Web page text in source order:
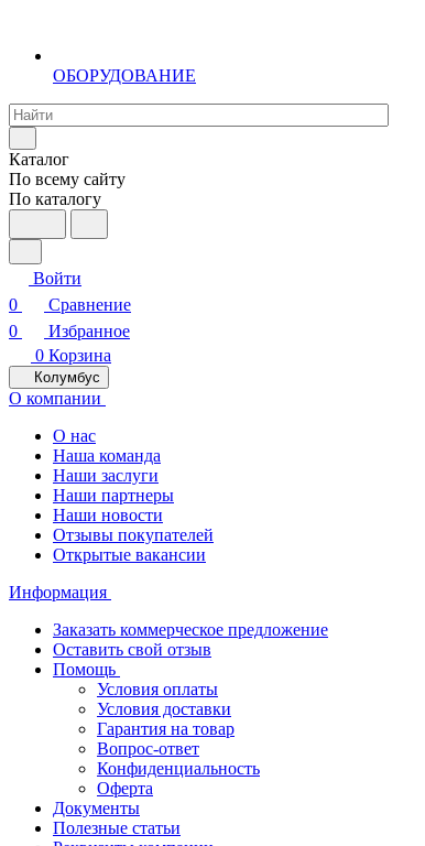
ОБОРУДОВАНИЕ
Каталог
По всему сайту
По каталогу
Войти
0
Сравнение
0
Избранное
0 Корзина
Колумбус
О компании
О нас
Наша команда
Наши заслуги
Наши партнеры
Наши новости
Отзывы покупателей
Открытые вакансии
Информация
Заказать коммерческое предложение
Оставить свой отзыв
Помощь
Условия оплаты
Условия доставки
Гарантия на товар
Вопрос-ответ
Конфиденциальность
Оферта
Документы
Полезные статьи